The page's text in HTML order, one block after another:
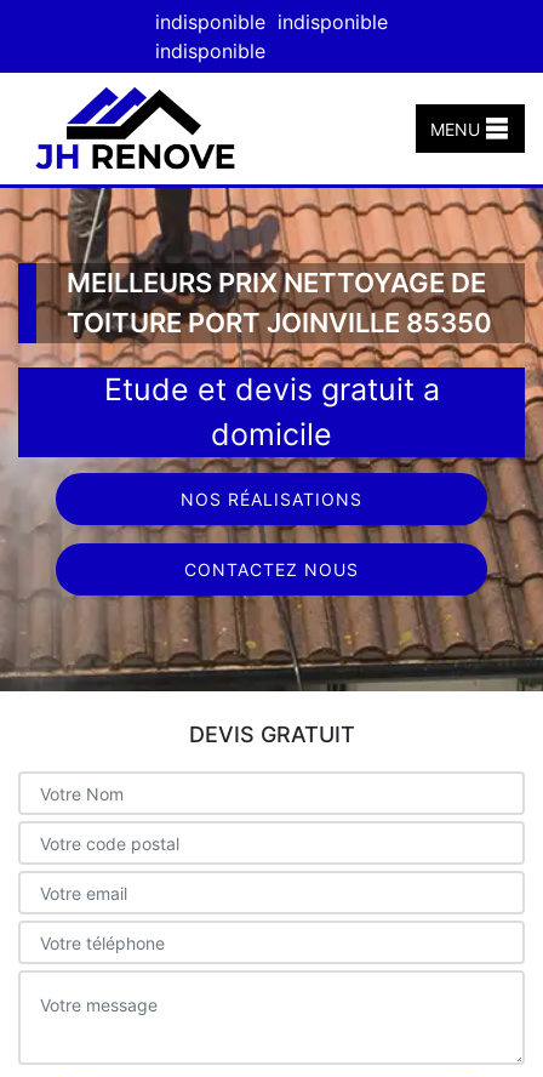
indisponible indisponible
indisponible
MENU
MEILLEURS PRIX NETTOYAGE DE
TOITURE PORT JOINVILLE 85350
Etude et devis gratuit a
domicile
NOS RÉALISATIONS
CONTACTEZ NOUS
DEVIS GRATUIT